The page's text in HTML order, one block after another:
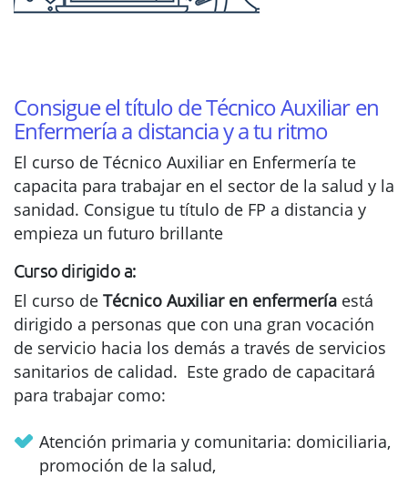
Consigue el título de Técnico Auxiliar en
Enfermería a distancia y a tu ritmo
El curso de Técnico Auxiliar en Enfermería te
capacita para trabajar en el sector de la salud y la
sanidad. Consigue tu título de FP a distancia y
empieza un futuro brillante
Curso dirigido a:
El curso de Técnico Auxiliar en enfermería está
dirigido a personas que con una gran vocación
de servicio hacia los demás a través de servicios
sanitarios de calidad. Este grado de capacitará
para trabajar como:
Atención primaria y comunitaria: domiciliaria,
promoción de la salud,